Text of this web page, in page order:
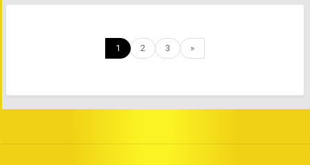
1 2 3 »